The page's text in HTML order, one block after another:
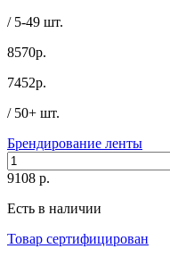
/ 5-49 шт.
8570р.
7452р.
/ 50+ шт.
Брендирование ленты
9108 р.
Есть в наличии
Товар сертифицирован